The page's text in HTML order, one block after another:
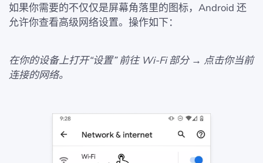
如果你需要的不仅仅是屏幕角落里的图标，Android 还
允许你查看高级网络设置。操作如下：
在你的设备上打开“设置” 前往 Wi‑Fi 部分 → 点击你当前
连接的网络。